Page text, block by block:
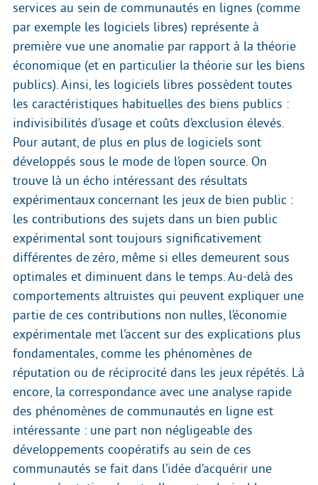
services au sein de communautés en lignes (comme
par exemple les logiciels libres) représente à
première vue une anomalie par rapport à la théorie
économique (et en particulier la théorie sur les biens
publics). Ainsi, les logiciels libres possèdent toutes
les caractéristiques habituelles des biens publics :
indivisibilités d’usage et coûts d’exclusion élevés.
Pour autant, de plus en plus de logiciels sont
développés sous le mode de l’open source. On
trouve là un écho intéressant des résultats
expérimentaux concernant les jeux de bien public :
les contributions des sujets dans un bien public
expérimental sont toujours significativement
différentes de zéro, même si elles demeurent sous
optimales et diminuent dans le temps. Au-delà des
comportements altruistes qui peuvent expliquer une
partie de ces contributions non nulles, l’économie
expérimentale met l’accent sur des explications plus
fondamentales, comme les phénomènes de
réputation ou de réciprocité dans les jeux répétés. Là
encore, la correspondance avec une analyse rapide
des phénomènes de communautés en ligne est
intéressante : une part non négligeable des
développements coopératifs au sein de ces
communautés se fait dans l’idée d’acquérir une